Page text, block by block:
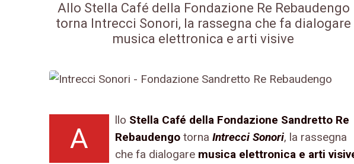
Allo Stella Café della Fondazione Re Rebaudengo
torna Intrecci Sonori, la rassegna che fa dialogare
musica elettronica e arti visive
A
llo Stella Café della Fondazione Sandretto Re
Rebaudengo torna Intrecci Sonori, la rassegna
che fa dialogare musica elettronica e arti